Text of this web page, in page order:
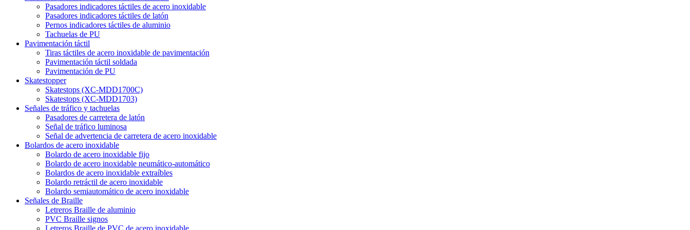
Pasadores indicadores táctiles de acero inoxidable
Pasadores indicadores táctiles de latón
Pernos indicadores táctiles de aluminio
Tachuelas de PU
Pavimentación táctil
Tiras táctiles de acero inoxidable de pavimentación
Pavimentación táctil soldada
Pavimentación de PU
Skatestopper
Skatestops (XC-MDD1700C)
Skatestops (XC-MDD1703)
Señales de tráfico y tachuelas
Pasadores de carretera de latón
Señal de tráfico luminosa
Señal de advertencia de carretera de acero inoxidable
Bolardos de acero inoxidable
Bolardo de acero inoxidable fijo
Bolardo de acero inoxidable neumático-automático
Bolardos de acero inoxidable extraíbles
Bolardo retráctil de acero inoxidable
Bolardo semiautomático de acero inoxidable
Señales de Braille
Letreros Braille de aluminio
PVC Braille signos